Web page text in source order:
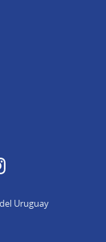
Instagram
Uruguay